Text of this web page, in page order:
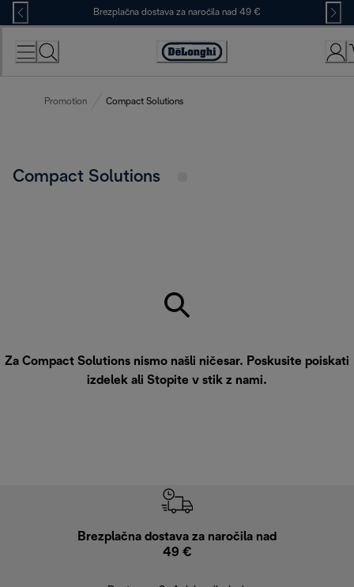
Skip
to
Content
Brezplačna dostava za naročila nad 49 €
Accessibility
Promotion Compact Solutions
Compact Solutions
Za Compact Solutions nismo našli ničesar. Poskusite poiskati
izdelek ali Stopite v stik z nami.
Brezplačna dostava za naročila nad
49 €